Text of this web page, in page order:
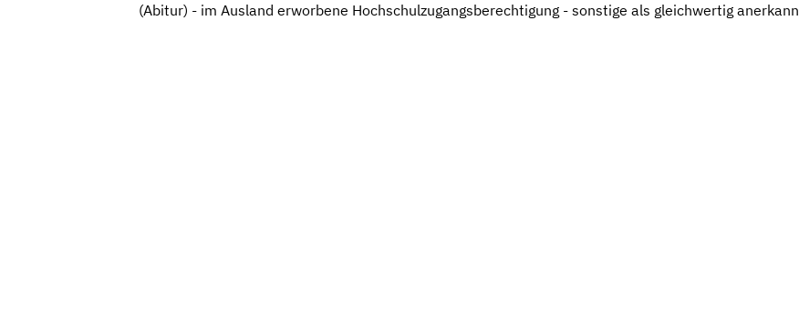
(Abitur) - im Ausland erworbene Hochschulzugangsberechtigung - sonstige als gleichwertig